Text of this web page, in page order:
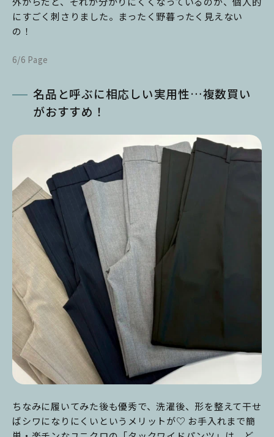
にすごく刺さりました。まったく野暮ったく見えない
の！
6/6 Page
名品と呼ぶに相応しい実用性…複数買い
がおすすめ！
ちなみに履いてみた後も優秀で、洗濯後、形を整えて干せ
ばシワになりにくいというメリットが♡ お手入れまで簡